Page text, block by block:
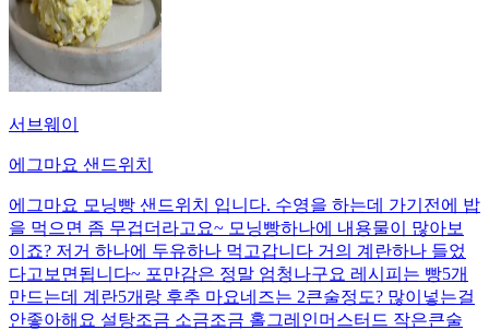
서브웨이
에그마요 샌드위치
에그마요 모닝빵 샌드위치 입니다. 수영을 하는데 가기전에 밥
을 먹으면 좀 무겁더라고요~ 모닝빵하나에 내용물이 많아보
이죠? 저거 하나에 두유하나 먹고갑니다 거의 계란하나 들었
다고보면됩니다~ 포만감은 정말 엄청나구요 레시피는 빵5개
만드는데 계란5개랑 후추 마요네즈는 2큰술정도? 많이넣는걸
안좋아해요 설탕조금 소금조금 홀그레인머스터드 작은큰술